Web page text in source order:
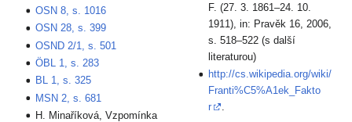
OSN 8, s. 1016
OSN 28, s. 399
OSND 2/1, s. 501
ÖBL 1, s. 283
BL 1, s. 325
MSN 2, s. 681
H. Minaříková, Vzpomínka
F. (27. 3. 1861–24. 10.
1911), in: Pravěk 16, 2006,
s. 518–522 (s další
literaturou)
http://cs.wikipedia.org/wiki/
Franti%C5%A1ek_Fakto
r
.